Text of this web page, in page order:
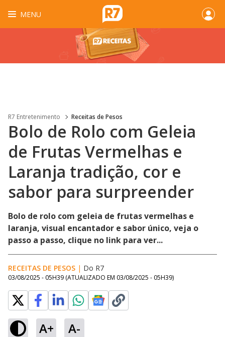
MENU
R7 Entretenimento Receitas de Pesos
Bolo de Rolo com Geleia
de Frutas Vermelhas e
Laranja tradição, cor e
sabor para surpreender
Bolo de rolo com geleia de frutas vermelhas e
laranja, visual encantador e sabor único, veja o
passo a passo, clique no link para ver...
RECEITAS DE PESOS | Do R7
03/08/2025 - 05H39 (ATUALIZADO EM 03/08/2025 - 05H39)
A+ A-